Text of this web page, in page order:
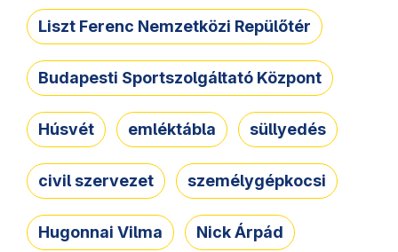
Liszt Ferenc Nemzetközi Repülőtér
Budapesti Sportszolgáltató Központ
Húsvét emléktábla süllyedés
civil szervezet személygépkocsi
Hugonnai Vilma Nick Árpád